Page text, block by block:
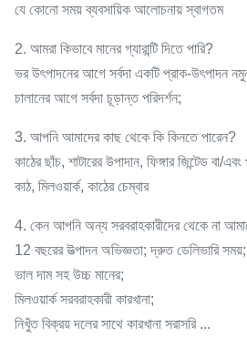
যে কোনো সময় ব্যবসায়িক আলোচনায় স্বাগতম
2. আমরা কিভাবে মানের গ্যারান্টি দিতে পারি?
ভর উৎপাদনের আগে সর্বদা একটি প্রাক-উৎপাদন
চালানের আগে সর্বদা চূড়ান্ত পরিদর্শন;
3. আপনি আমাদের কাছ থেকে কি কিনতে পারেন?
কাঠের ছাঁচ, শাটারের উপাদান, ফিঙ্গার জিন্টেড বা/
কাঠ, মিলওয়ার্ক, কাঠের চেম্বার
4. কেন আপনি অন্য সরবরাহকারীদের থেকে না
12 বছরের উত্পাদন অভিজ্ঞতা; দ্রুত ডেলিভারি সময়;
ভাল দাম সহ উচ্চ মানের;
মিলওয়ার্ক সরবরাহকারী কারখানা;
নিখুঁত বিক্রয় দলের সাথে কারখানা সরাসরি ...